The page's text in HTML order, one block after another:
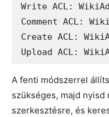
Write ACL:
Comment ACL:
Create ACL:
Upload ACL:
A fenti módszerrel
szükséges, majd nyisd
szerkesztésre, és